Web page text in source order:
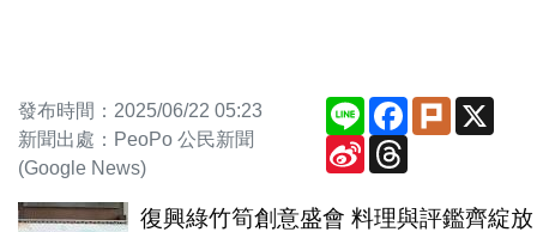
發布時間：2025/06/22 05:23
新聞出處：PeoPo 公民新聞
(Google News)
Line Facebook
PlurkX
Sina
Weibo
Threads
復興綠竹筍創意盛會 料理與評鑑齊綻放